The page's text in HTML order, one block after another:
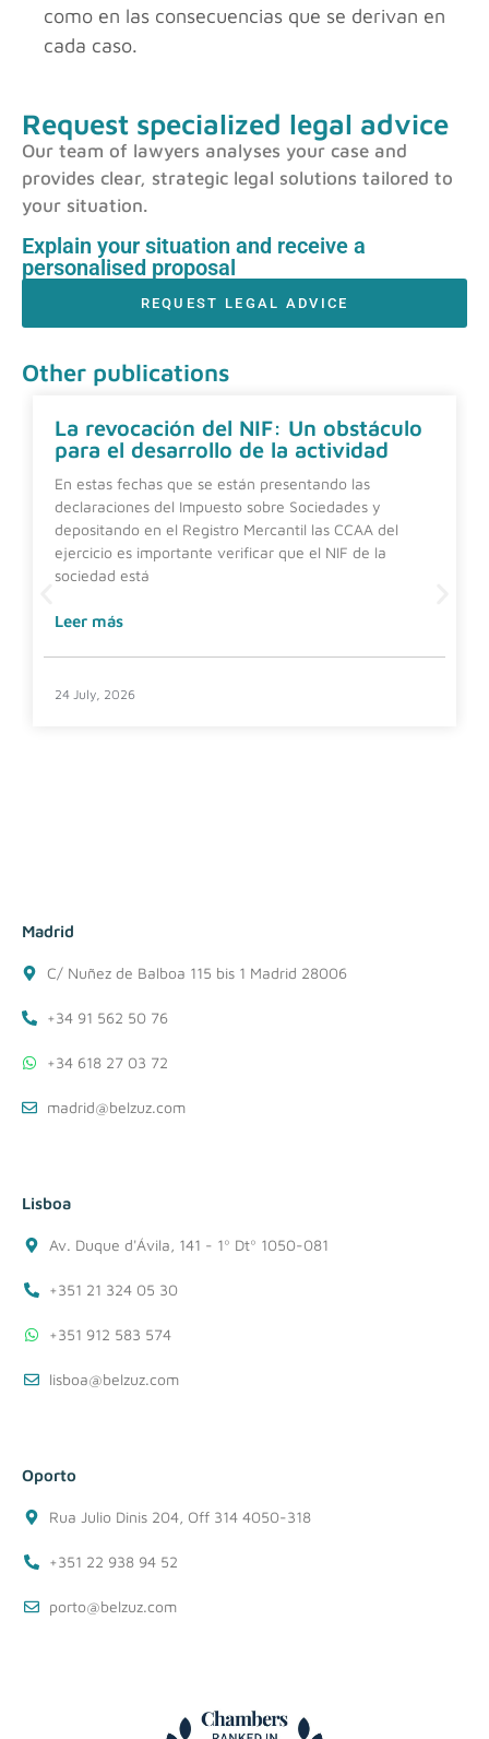
como en las consecuencias que se derivan en
cada caso.
Request specialized legal advice
Our team of lawyers analyses your case and
provides clear, strategic legal solutions tailored to
your situation.
Explain your situation and receive a
personalised proposal
REQUEST LEGAL ADVICE
Other publications
La revocación del NIF: Un obstáculo
para el desarrollo de la actividad
En estas fechas que se están presentando las
declaraciones del Impuesto sobre Sociedades y
depositando en el Registro Mercantil las CCAA del
ejercicio es importante verificar que el NIF de la
sociedad está
Leer más
24 July, 2026
Madrid
C/ Nuñez de Balboa 115 bis 1 Madrid 28006
+34 91 562 50 76
+34 618 27 03 72
madrid@belzuz.com
Lisboa
Av. Duque d'Ávila, 141 - 1º Dtº 1050-081
+351 21 324 05 30
+351 912 583 574
lisboa@belzuz.com
Oporto
Rua Julio Dinis 204, Off 314 4050-318
+351 22 938 94 52
porto@belzuz.com